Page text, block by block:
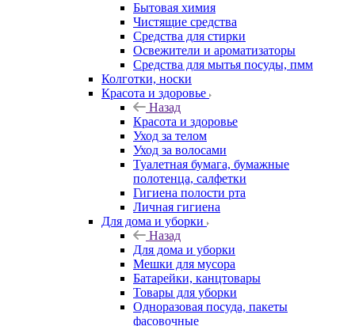
Бытовая химия
Чистящие средства
Средства для стирки
Освежители и ароматизаторы
Средства для мытья посуды, пмм
Колготки, носки
Красота и здоровье
Назад
Красота и здоровье
Уход за телом
Уход за волосами
Туалетная бумага, бумажные
полотенца, салфетки
Гигиена полости рта
Личная гигиена
Для дома и уборки
Назад
Для дома и уборки
Мешки для мусора
Батарейки, канцтовары
Товары для уборки
Одноразовая посуда, пакеты
фасовочные